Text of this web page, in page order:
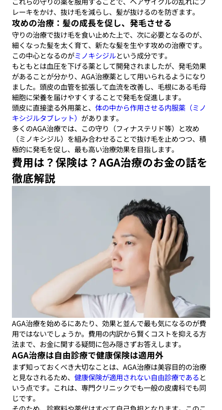
レーキをかけ、抜け毛を減らし、髪が抜けるのを防ぎます。
攻めの治療：髪の成長を促し、発毛させる
守りの治療で抜け毛を食い止めた上で、次に必要となるのが、
細くなった髪を太く育て、新たな髪を生やす攻めの治療です。
この中心となるのがミノキシジルという成分です。
もともとは血圧を下げる薬として開発されましたが、発毛効果
があることが分かり、AGA治療薬として用いられるようになり
ました。頭皮の血管を拡張して血流を改善し、毛根にある毛母
細胞に栄養を届けやすくすることで発毛を促進します。
頭皮に直接塗る外用薬と、 体の中から作用させる内服薬（ミノ
キシジルタブレット） があります。
多くのAGA治療では、この守り（フィナステリド等）と攻め
（ミノキシジル）を組み合わせることで抜け毛を止めつつ、積
極的に発毛を促し、最も高い治療効果を目指します。
費用は？保険は？AGA治療のお金の話を
徹底解説
AGA治療を始めるにあたり、効果と並んで最も気になるのが費
用ではないでしょうか。費用の内訳から賢くコストを抑える方
法まで、お金に関する疑問に包み隠さずお答えします。
AGA治療は自由診療で健康保険は適用外
まず知っておくべき大切なことは、AGA治療は美容目的の治療
と見なされるため、 健康保険が適用されない自由診療であると
いう点です。これは、専門クリニックでも一般の皮膚科でも同
じです。